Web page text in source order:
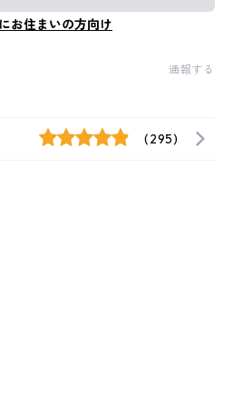
お住まいの方向け
通報する
(295)